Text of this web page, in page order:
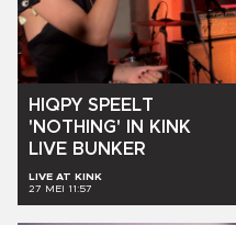
HIQPY SPEELT
'NOTHING'
IN
KINK
LIVE BUNKER
LIVE AT KINK
27 MEI 11:57